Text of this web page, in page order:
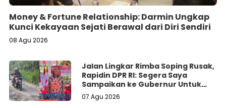
Money & Fortune Relationship: Darmin Ungkap
Kunci Kekayaan Sejati Berawal dari Diri Sendiri
08 Agu 2026
Jalan Lingkar Rimba Soping Rusak,
Rapidin DPR RI: Segera Saya
Sampaikan ke Gubernur Untuk
Perbaikan
07 Agu 2026